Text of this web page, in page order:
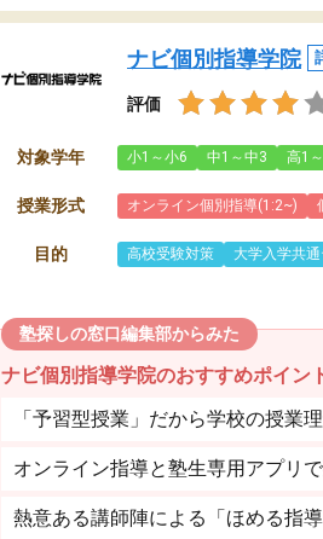
ナビ個別指導学院
評価
対象学年 小1～小6 中1～中3 高1
授業形式 オンライン個別指導(1:2~)
目的 高校受験対策 大学入学共
塾探しの窓口編集部からみた
ナビ個別指導学院のおすすめポイン
「予習型授業」だから学校の授業
オンライン指導と塾生専用アプリで
熱意ある講師陣による「ほめる指